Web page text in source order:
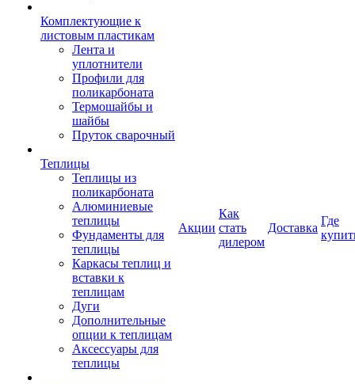
Комплектующие к
листовым пластикам
Лента и
уплотнители
Профили для
поликарбоната
Термошайбы и
шайбы
Пруток сварочный
Теплицы
Теплицы из
поликарбоната
Алюминиевые
теплицы
Фундаменты для
теплицы
Каркасы теплиц и
вставки к
теплицам
Дуги
Дополнительные
опции к теплицам
Аксессуары для
теплицы
Акции
Как
стать
дилером
Доставка
Где